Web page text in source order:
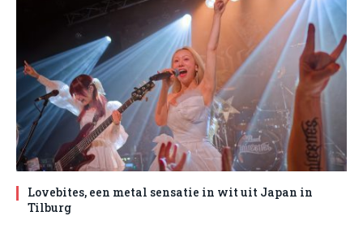
Lovebites, een metal sensatie in wit uit Japan in
Tilburg